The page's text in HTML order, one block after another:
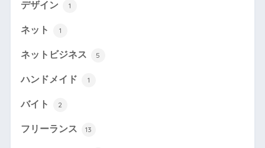
デザイン 1
ネット 1
ネットビジネス 5
ハンドメイド 1
バイト 2
フリーランス 13